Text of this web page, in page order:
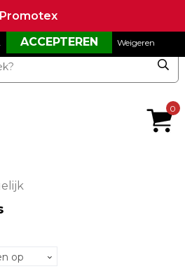
Promotex
Promotex
0
€ 0,00
functioneren maken wij gebruik van
Weigeren